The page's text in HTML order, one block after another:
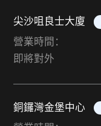
尖沙咀良士大廈
營業時間：
即將對外
銅鑼灣金堡中心